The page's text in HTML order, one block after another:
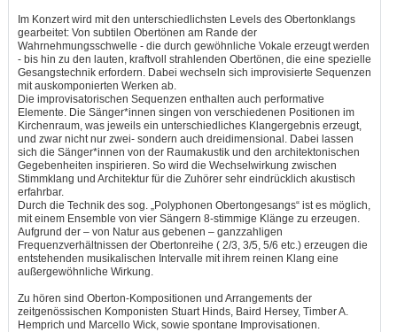
Im Konzert wird mit den unterschiedlichsten Levels des Obertonklangs
gearbeitet: Von subtilen Obertönen am Rande der
Wahrnehmungsschwelle - die durch gewöhnliche Vokale erzeugt werden
- bis hin zu den lauten, kraftvoll strahlenden Obertönen, die eine spezielle
Gesangstechnik erfordern. Dabei wechseln sich improvisierte Sequenzen
mit auskomponierten Werken ab.
Die improvisatorischen Sequenzen enthalten auch performative
Elemente. Die Sänger*innen singen von verschiedenen Positionen im
Kirchenraum, was jeweils ein unterschiedliches Klangergebnis erzeugt,
und zwar nicht nur zwei- sondern auch dreidimensional. Dabei lassen
sich die Sänger*innen von der Raumakustik und den architektonischen
Gegebenheiten inspirieren. So wird die Wechselwirkung zwischen
Stimmklang und Architektur für die Zuhörer sehr eindrücklich akustisch
erfahrbar.
Durch die Technik des sog. „Polyphonen Obertongesangs“ ist es möglich,
mit einem Ensemble von vier Sängern 8-stimmige Klänge zu erzeugen.
Aufgrund der – von Natur aus gebenen – ganzzahligen
Frequenzverhältnissen der Obertonreihe ( 2/3, 3/5, 5/6 etc.) erzeugen die
entstehenden musikalischen Intervalle mit ihrem reinen Klang eine
außergewöhnliche Wirkung.
Zu hören sind Oberton-Kompositionen und Arrangements der
zeitgenössischen Komponisten Stuart Hinds, Baird Hersey, Timber A.
Hemprich und Marcello Wick, sowie spontane Improvisationen.